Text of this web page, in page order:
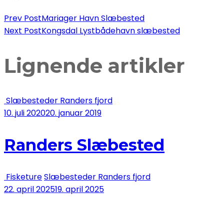
Post
Prev PostMariager Havn Slæbested
Next PostKongsdal Lystbådehavn slæbested
Lignende artikler
Slæbesteder Randers fjord
10. juli 202020. januar 2019
Randers Slæbested
FisketureSlæbesteder Randers fjord
22. april 202519. april 2025